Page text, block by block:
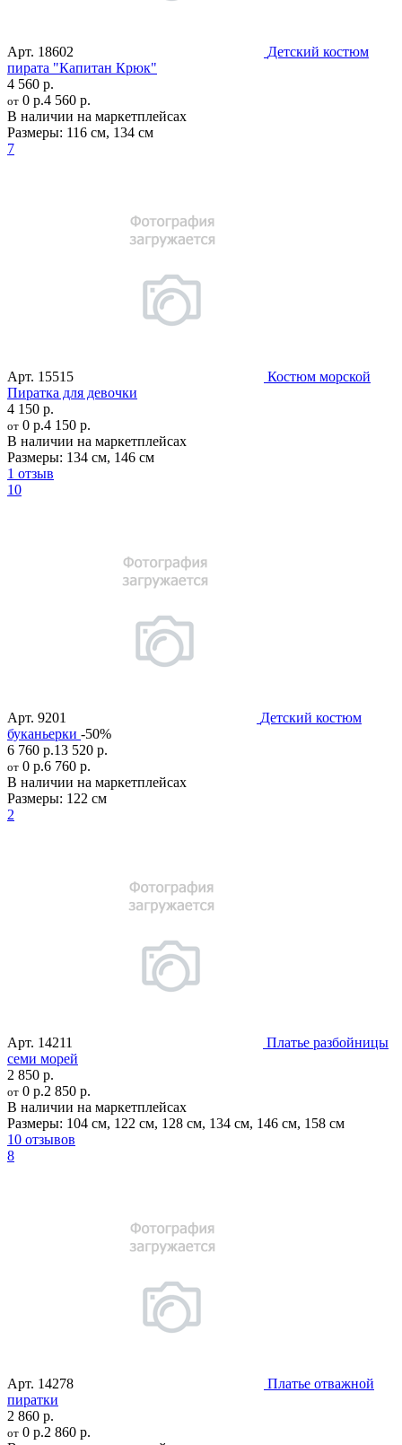
Арт. 18602
Детский костюм
пирата "Капитан Крюк"
4 560 р.
от 0 р.4 560 р.
В наличии на маркетплейсах
Размеры: 116 см, 134 см
7
Арт. 15515
Костюм морской
Пиратка для девочки
4 150 р.
от 0 р.4 150 р.
В наличии на маркетплейсах
Размеры: 134 см, 146 см
1 отзыв
10
Арт. 9201
Детский костюм
буканьерки -50%
6 760 р.13 520 р.
от 0 р.6 760 р.
В наличии на маркетплейсах
Размеры: 122 см
2
Арт. 14211
Платье разбойницы
семи морей
2 850 р.
от 0 р.2 850 р.
В наличии на маркетплейсах
Размеры: 104 см, 122 см, 128 см, 134 см, 146 см, 158 см
10 отзывов
8
Арт. 14278
Платье отважной
пиратки
2 860 р.
от 0 р.2 860 р.